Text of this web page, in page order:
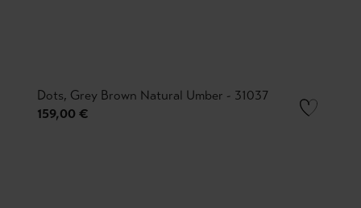
Dots, Grey Brown Natural Umber - 31037
159,00 €